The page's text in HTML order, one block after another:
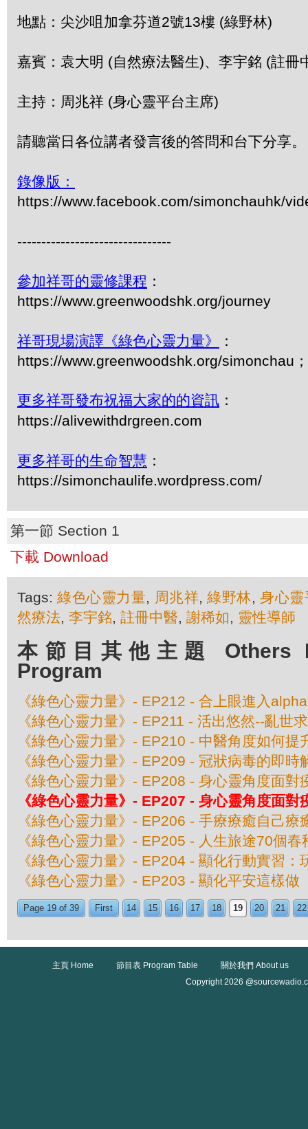
地點：尖沙咀加拿芬道2號13樓 (綠野林)
嘉賓：袁大明 (自然療法醫生)、李宇銘 (註冊
主持：周兆祥 (身心靈平台主席)
請聽當日各位講者發言後的答問和台下分享。
錄像版：
https://www.facebook.com/simonchauhk/
--------------------------------
參加祥哥的靈修課程 ：
https://www.greenwoodshk.org/journey
祥哥現場演譯《綠色心靈力量》
：
https://www.greenwoodshk.org/simonchau
更多祥哥發布祝福大家的的資訊 ：
https://alivewithdrgreen.com
更多祥哥的生命智慧 ：
https://simonchaulife.wordpress.com/
第一節 Section 1
下載 Download
Tags:綠色心靈力量, 周兆祥,綠野林,身心靈
然療法, 李宇銘, 註冊中醫, 謝稀如, 靈性導師
本節目其他主題 Others
Program
《綠色心靈力量》- EP212 - 合上眼進入
《綠色心靈力量》- EP211 - 活出悠然--亂世
《綠色心靈力量》- EP210 - 中醫角度如何提
《綠色心靈力量》- EP209 - 冠狀病毒的即時
《綠色心靈力量》- EP208 - 身心靈角度面對
《綠色心靈力量》- EP207 - 身心靈角度面對
《綠色心靈力量》- EP206 - 手療療癒自己療
《綠色心靈力量》- EP205 - 人生旅途70個春
《綠色心靈力量》- EP204 - 顯化行動實習：
《綠色心靈力量》- EP203 - 顯化平安這樣做
Page 19 of 39 First 14 15 16 17 18 19 20 21 22
主頁 Home 節目表 Program Table
關於我們 About us
Copyright 2026